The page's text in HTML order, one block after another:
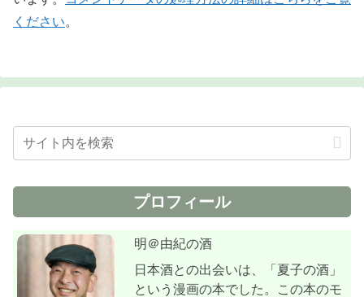
ください。
プロフィール
明＠由紀の酒
日本酒との出会いは、「夏子の酒」
という漫画の本でした。この本のモ